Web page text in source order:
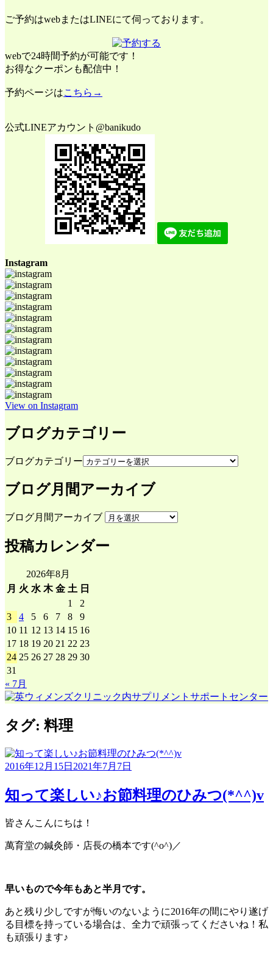
ご予約はwebまたはLINEにて伺っております。
webで24時間予約が可能です！
お得なクーポンも配信中！
予約ページはこちら→
公式LINEアカウント@banikudo
Instagram
View on Instagram
ブログカテゴリー
ブログカテゴリー
ブログ月間アーカイブ
ブログ月間アーカイブ
投稿カレンダー
2026年8月
月 火 水 木 金 土 日
1
2
3
4 5 6 7 8
9
10 11 12 13 14 15 16
17 18 19 20 21 22 23
24 25 26 27 28 29 30
31
« 7月
タグ: 料理
2016年12月15日 2021年7月7日
知って楽しい♪お節料理のひみつ(*^^)v
皆さんこんにちは！
萬育堂の鍼灸師・店長の橋本です(^o^)／
早いもので今年もあと半月です。
あと残り少しですが悔いのないように2016年の間にやり遂げ
る目標を持っている場合は、全力で頑張ってくださいね！私
も頑張ります♪